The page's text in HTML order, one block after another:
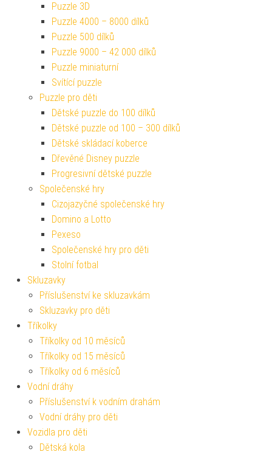
Puzzle 3D
Puzzle 4000 – 8000 dílků
Puzzle 500 dílků
Puzzle 9000 – 42 000 dílků
Puzzle miniaturní
Svítící puzzle
Puzzle pro děti
Dětské puzzle do 100 dílků
Dětské puzzle od 100 – 300 dílků
Dětské skládací koberce
Dřevěné Disney puzzle
Progresivní dětské puzzle
Společenské hry
Cizojazyčné společenské hry
Domino a Lotto
Pexeso
Společenské hry pro děti
Stolní fotbal
Skluzavky
Příslušenství ke skluzavkám
Skluzavky pro děti
Tříkolky
Tříkolky od 10 měsíců
Tříkolky od 15 měsíců
Tříkolky od 6 měsíců
Vodní dráhy
Příslušenství k vodním drahám
Vodní dráhy pro děti
Vozidla pro děti
Dětská kola